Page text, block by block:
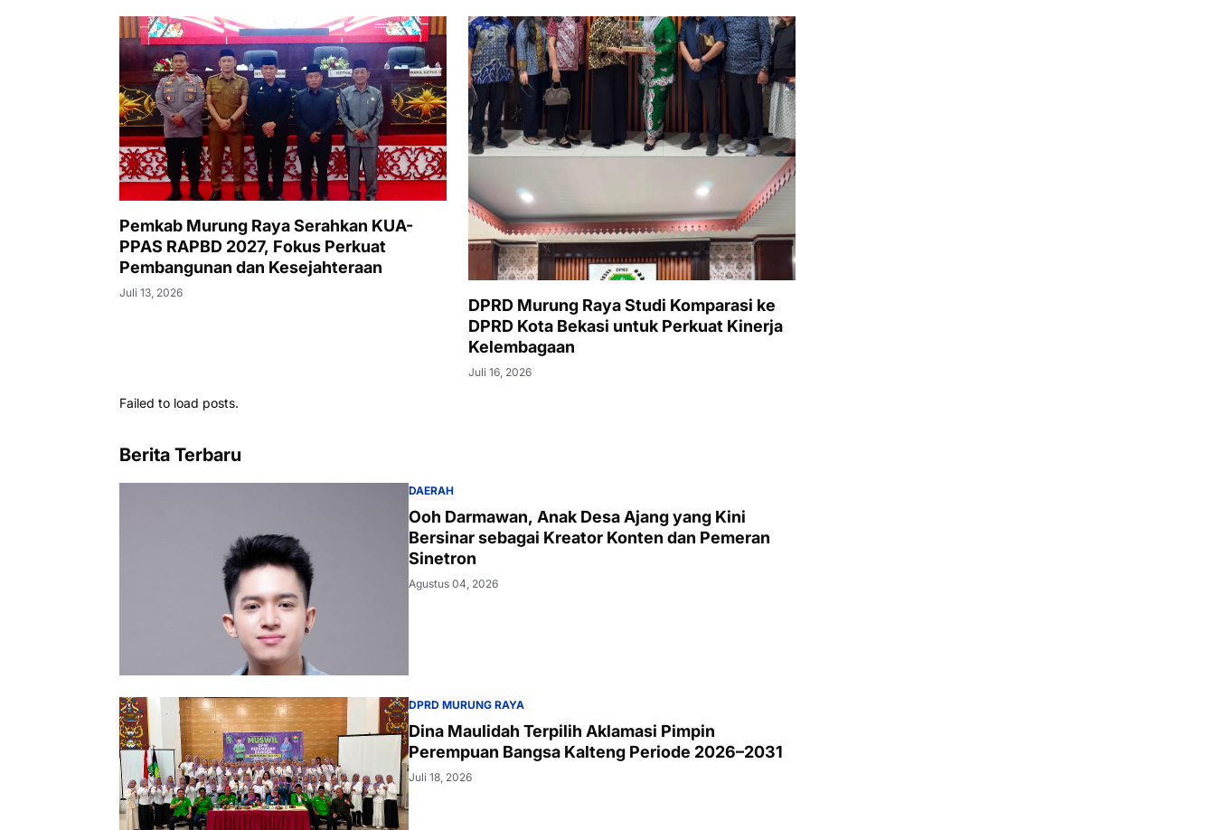
Pemkab Murung Raya Serahkan KUA-
PPAS RAPBD 2027, Fokus Perkuat
Pembangunan dan Kesejahteraan
Juli 13, 2026
DPRD Murung Raya Studi Komparasi ke
DPRD Kota Bekasi untuk Perkuat Kinerja
Kelembagaan
Juli 16, 2026
Failed to load posts.
Berita Terbaru
DAERAH
Ooh Darmawan, Anak Desa Ajang yang Kini
Bersinar sebagai Kreator Konten dan Pemeran
Sinetron
Agustus 04, 2026
DPRD MURUNG RAYA
Dina Maulidah Terpilih Aklamasi Pimpin
Perempuan Bangsa Kalteng Periode 2026–2031
Juli 18, 2026